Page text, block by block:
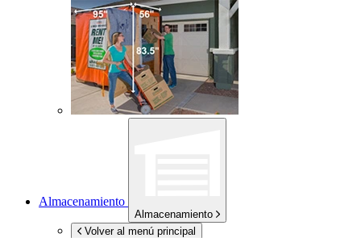
Almacenamiento
Almacenamiento
Volver al menú principal